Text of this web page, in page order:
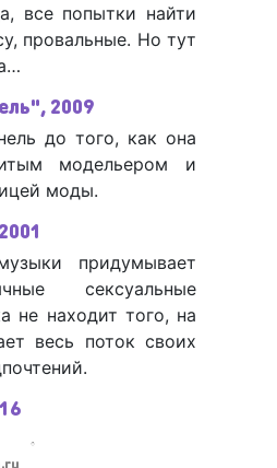
все попытки найти
провальные. Но тут
2009
до того, как она
модельером и
моды.
придумывает
сексуальные
не находит того, на
весь поток своих